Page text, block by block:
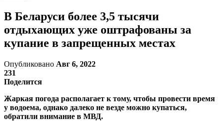
В Беларуси более 3,5 тысячи
отдыхающих уже оштрафованы за
купание в запрещенных местах
Опубликовано Авг 6, 2022
231
Поделится
Жаркая погода располагает к тому, чтобы провести время
у водоема, однако далеко не везде можно купаться,
обратили внимание в МВД.